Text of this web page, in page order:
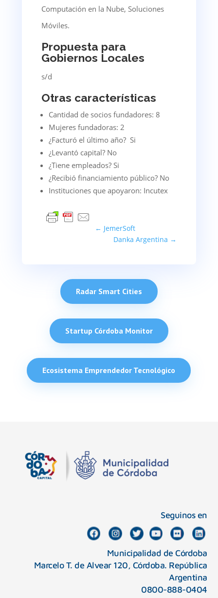
Computación en la Nube, Soluciones
Móviles.
Propuesta para
Gobiernos Locales
s/d
Otras características
Cantidad de socios fundadores: 8
Mujeres fundadoras: 2
¿Facturó el último año? Si
¿Levantó capital? No
¿Tiene empleados? Si
¿Recibió financiamiento público? No
Instituciones que apoyaron: Incutex
← JemerSoft
Danka Argentina →
Radar Smart Cities
Startup Córdoba Monitor
Ecosistema Emprendedor Tecnológico
Seguinos en
Municipalidad de Córdoba
Marcelo T. de Alvear 120, Córdoba. República
Argentina
0800-888-0404